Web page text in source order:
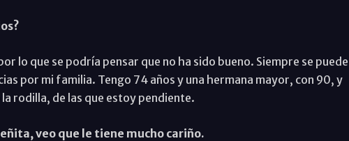
lo que se podría pensar que no ha sido bueno. Siempre se puede
por mi familia. Tengo 74 años y una hermana mayor, con 90, y
rodilla, de las que estoy pendiente.
veo que le tiene mucho cariño.